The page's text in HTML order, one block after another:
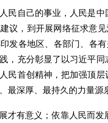
自己的事业，人民是中
议，到开展网络征求意
发各地区、各部门、各
，充分彰显了以习近平
民首创精神，把加强顶
最深厚、最持久的力量源
有意义；依靠人民而发